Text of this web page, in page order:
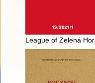
League of Zelená